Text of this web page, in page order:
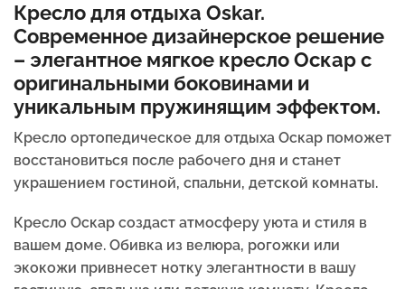
Кресло для отдыха Oskar.
Современное дизайнерское решение
– элегантное мягкое кресло Оскар с
оригинальными боковинами и
уникальным пружинящим эффектом.
Кресло ортопедическое для отдыха Оскар поможет
восстановиться после рабочего дня и станет
украшением гостиной, спальни, детской комнаты.
Кресло Оскар создаст атмосферу уюта и стиля в
вашем доме. Обивка из велюра, рогожки или
экокожи привнесет нотку элегантности в вашу